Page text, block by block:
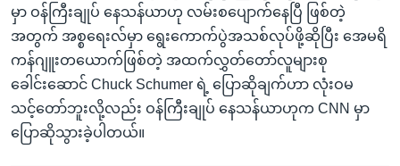
မှာ ဝန်ကြီးချုပ် နေသန်ယာဟု လမ်းစပျောက်နေပြီ ဖြစ်တဲ့
အတွက် အစ္စရေးလ်မှာ ရွေးကောက်ပွဲအသစ်လုပ်ဖို့ဆိုပြီး အေမရိ
ကန်ဂျူးတယောက်ဖြစ်တဲ့ အထက်လွှတ်တော်လူများစု
ခေါင်းဆောင် Chuck Schumer ရဲ့ ပြောဆိုချက်ဟာ လုံးဝမ
သင့်တော်ဘူးလို့လည်း ဝန်ကြီးချုပ် နေသန်ယာဟုက CNN မှာ
ပြောဆိုသွားခဲ့ပါတယ်။